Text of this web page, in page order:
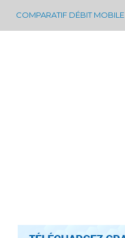
COMPARATIF DÉBIT MOBILE